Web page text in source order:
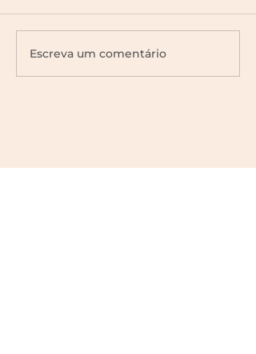
Escreva um comentário